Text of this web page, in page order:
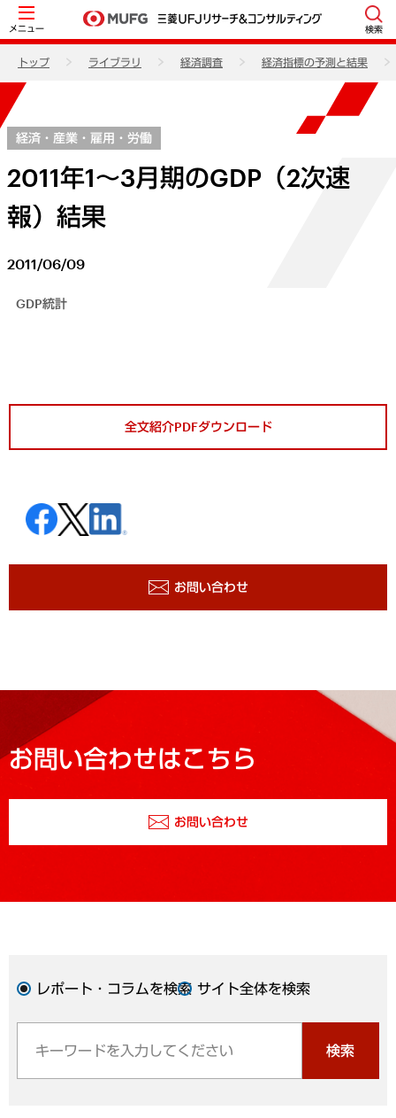
メニュー 検索
トップ ライブラリ 経済調査 経済指標の予測と結果
経済・産業・雇用・労働
2011年1～3月期のGDP（2次速
報）結果
2011/06/09
GDP統計
全文紹介PDFダウンロード
お問い合わせ
お問い合わせはこちら
お問い合わせ
レポート・コラムを検索 サイト全体を検索
検索